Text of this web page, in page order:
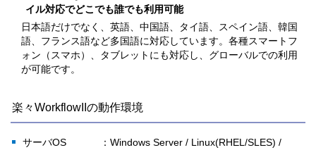
イル対応でどこでも誰でも利用可能
日本語だけでなく、英語、中国語、タイ語、スペイン語、韓国
語、フランス語など多国語に対応しています。各種スマートフ
ォン（スマホ）、タブレットにも対応し、グローバルでの利用
が可能です。
楽々WorkflowIIの動作環境
サーバOS
：Windows Server / Linux(RHEL/SLES) /